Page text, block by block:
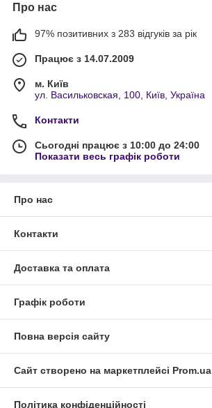
Про нас
97% позитивних з 283 відгуків за рік
Працює з 14.07.2009
м. Київ
ул. Васильковская, 100, Київ, Україна
Контакти
Сьогодні працює з 10:00 до 24:00
Показати весь графік роботи
Про нас
Контакти
Доставка та оплата
Графік роботи
Повна версія сайту
Сайт створено на маркетплейсі Prom.ua
Політика конфіденційності